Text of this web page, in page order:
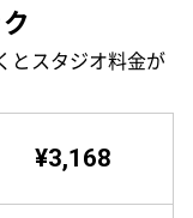
とスタジオ料金が
¥3,168